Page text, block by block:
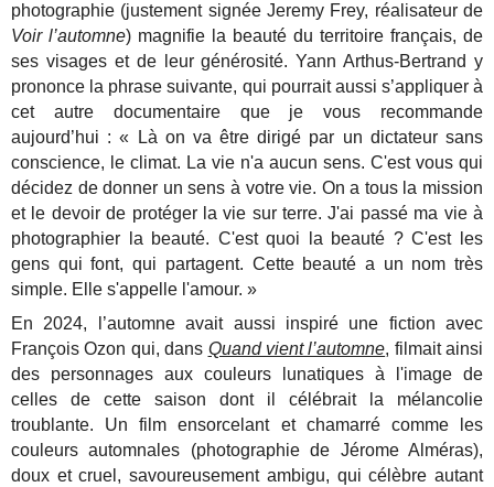
photographie (justement signée Jeremy Frey, réalisateur de
Voir l’automne) magnifie la beauté du territoire français, de
ses visages et de leur générosité. Yann Arthus-Bertrand y
prononce la phrase suivante, qui pourrait aussi s’appliquer à
cet autre documentaire que je vous recommande
aujourd’hui : « Là on va être dirigé par un dictateur sans
conscience, le climat. La vie n'a aucun sens. C'est vous qui
décidez de donner un sens à votre vie. On a tous la mission
et le devoir de protéger la vie sur terre. J'ai passé ma vie à
photographier la beauté. C'est quoi la beauté ? C'est les
gens qui font, qui partagent. Cette beauté a un nom très
simple. Elle s'appelle l'amour. »
En 2024, l’automne avait aussi inspiré une fiction avec
François Ozon qui, dans Quand vient l’automne, filmait ainsi
des personnages aux couleurs lunatiques à l'image de
celles de cette saison dont il célébrait la mélancolie
troublante. Un film ensorcelant et chamarré comme les
couleurs automnales (photographie de Jérome Alméras),
doux et cruel, savoureusement ambigu, qui célèbre autant